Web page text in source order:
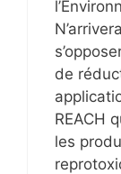
de
REACH
les